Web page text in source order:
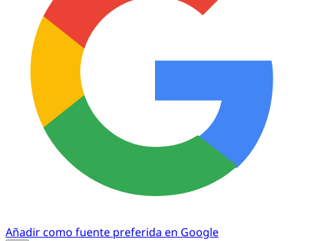
Añadir como fuente preferida en Google